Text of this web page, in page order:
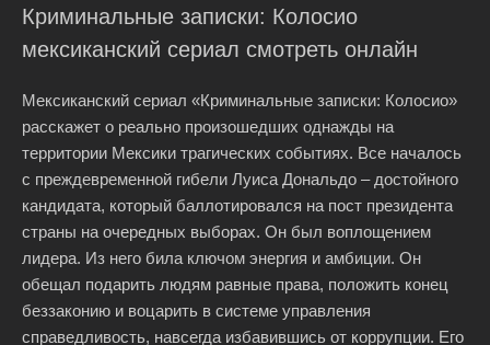
Криминальные записки: Колосио
мексиканский сериал смотреть онлайн
Мексиканский сериал «Криминальные записки: Колосио»
расскажет о реально произошедших однажды на
территории Мексики трагических событиях. Все началось
с преждевременной гибели Луиса Дональдо – достойного
кандидата, который баллотировался на пост президента
страны на очередных выборах. Он был воплощением
лидера. Из него била ключом энергия и амбиции. Он
обещал подарить людям равные права, положить конец
беззаконию и воцарить в системе управления
справедливость, навсегда избавившись от коррупции. Его